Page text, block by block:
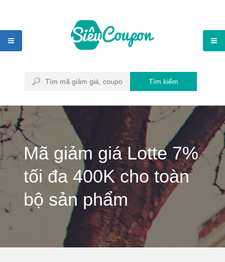
Tìm kiếm
Mã giảm giá Lotte 7%
tối đa 400K cho toàn
bộ sản phẩm